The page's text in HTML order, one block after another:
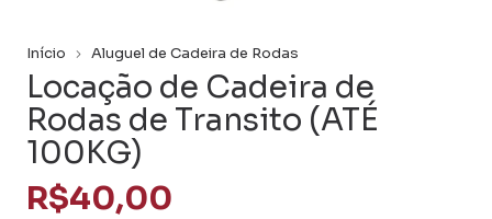
Início Aluguel de Cadeira de Rodas
Locação de Cadeira de
Rodas de Transito (ATÉ
100KG)
R$40,00